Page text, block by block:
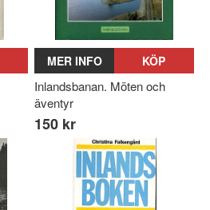
MER INFO KÖP
Inlandsbanan. Möten och
äventyr
150 kr